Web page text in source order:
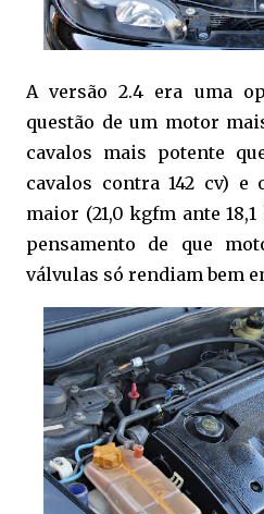
A versão 2.4 era uma
questão de um motor
cavalos mais potente
cavalos contra 142 cv) e
maior (21,0 kgfm ante
pensamento de que
válvulas só rendiam bem